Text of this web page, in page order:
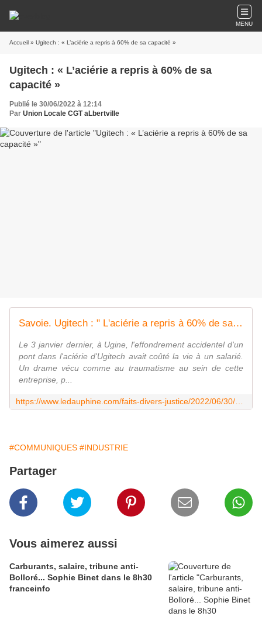
MENU
Accueil » Ugitech : « L’aciérie a repris à 60% de sa capacité »
Ugitech : « L’aciérie a repris à 60% de sa
capacité »
Publié le 30/06/2022 à 12:14
Par Union Locale CGT aLbertville
Savoie. Ugitech : " L'aciérie a repris à 60% de sa capacité "
Le 3 janvier dernier, à Ugine, l'effondrement accidentel d'un
pont dans l'aciérie d'Ugitech avait coûté la vie à un salarié.
Un drame vécu comme au traumatisme au sein de cette
entreprise, p...
#COMMUNIQUES #INDUSTRIE
Partager
Vous aimerez aussi
Carburants, salaire, tribune anti-
Bolloré... Sophie Binet dans le 8h30
franceinfo